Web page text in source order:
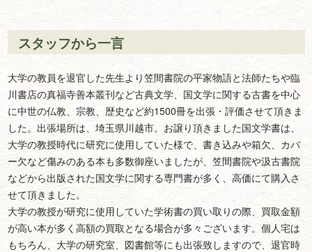
スタッフから一言
大学の教員を退官した先生より笠間書院の平家物語と法師たちや臨
川書店の真福寺善本叢刊など古典文学、国文学に関する古書を中心
に中世の仏教、宗教、歴史など約1500冊を出張・評価させて頂きま
した。出張場所は、埼玉県川越市。お譲り頂きました国文学書は、
大学の教授時代に研究に使用していた様で、書き込みや箱欠、カバ
ー欠など傷みのある本も多数御座いましたが、笠間書院や汲古書院
などから出版された国文学に関する専門書が多く、高価にて購入さ
せて頂きました。
大学の教授が研究に使用していた学術書の買い取りの際、買取金額
が高い本が多く高額の買取となる場合が多々ございます。個人宅は
もちろん、大学の研究室、図書館等にも出張致しますので、退官時